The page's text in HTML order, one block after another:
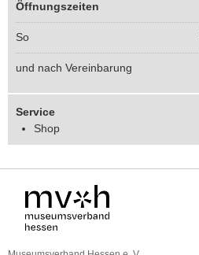
Öffnungszeiten
So
und nach Vereinbarung
Service
Shop